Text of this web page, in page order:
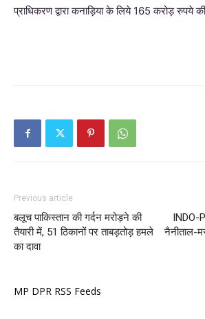
प्राधिकरण द्वारा कनाड़िया के लिये 165 करोड़ रुपये
Previous article
बलूच पाकिस्तान की गर्दन मरोड़ने की
तैयारी में, 51 ठिकानों पर ताबड़तोड़ हमले
का दावा
INDO-
नैनीताल-
MP DPR RSS Feeds